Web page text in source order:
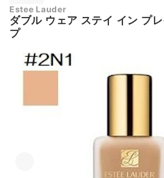
Estee Lauder
ダブル ウェア ステイ イン プ
プ